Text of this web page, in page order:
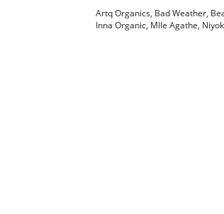
Artq Organics, Bad Weather,
Inna Organic, Mlle Agathe, Niyok